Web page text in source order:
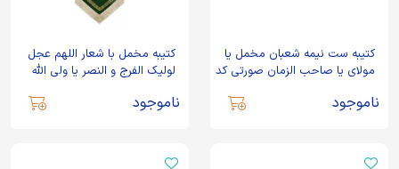
کتیبه ست نیمه شعبان مخمل یا
مولای یا صاحب الزمان صورتی کد
ناموجود
کتیبه مخمل با شعار اللهم عجل
لولیک الفرج و النصر یا ولی الله
ناموجود